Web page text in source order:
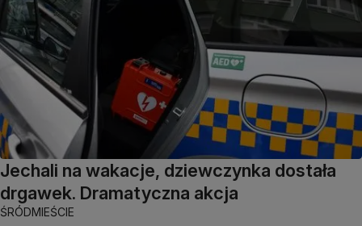
Jechali na wakacje, dziewczynka dostała
drgawek. Dramatyczna akcja
ŚRÓDMIEŚCIE